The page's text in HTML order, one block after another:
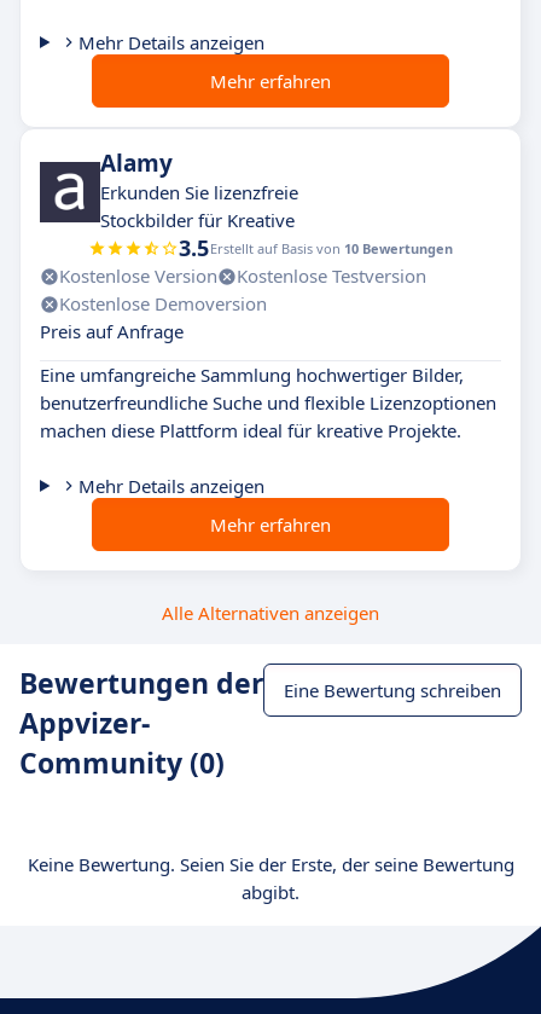
Mehr Details anzeigen
Mehr erfahren
Alamy
Erkunden Sie lizenzfreie
Stockbilder für Kreative
3.5Erstellt auf Basis von 10 Bewertungen
Kostenlose Version
Kostenlose Testversion
Kostenlose Demoversion
Preis auf Anfrage
Eine umfangreiche Sammlung hochwertiger Bilder,
benutzerfreundliche Suche und flexible Lizenzoptionen
machen diese Plattform ideal für kreative Projekte.
Mehr Details anzeigen
Mehr erfahren
Alle Alternativen anzeigen
Bewertungen der
Appvizer-
Community (0)
Eine Bewertung schreiben
Keine Bewertung. Seien Sie der Erste, der seine Bewertung
abgibt.